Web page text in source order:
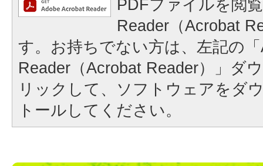
PDFファイルを閲
Reader（Acrobat
す。お持ちでない方は、左記の
Reader（Acrobat Reader）」ダ
リックして、ソフトウェアをダ
トールしてください。